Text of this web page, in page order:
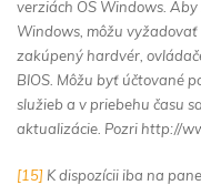
verziách OS Windows.
Windows, môžu
zakúpený hardvér,
BIOS. Môžu byť účtované
služieb a v priebehu času
aktualizácie. Pozri http://
[15] K dispozícii iba na